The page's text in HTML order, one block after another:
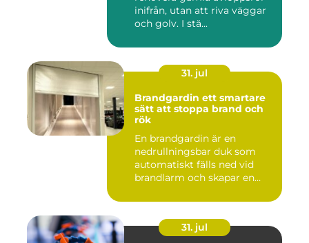
inifrån, utan att riva väggar
och golv. I stä...
31. jul
Brandgardin ett smartare
sätt att stoppa brand och
rök
En brandgardin är en
nedrullningsbar duk som
automatiskt fälls ned vid
brandlarm och skapar en
31. jul